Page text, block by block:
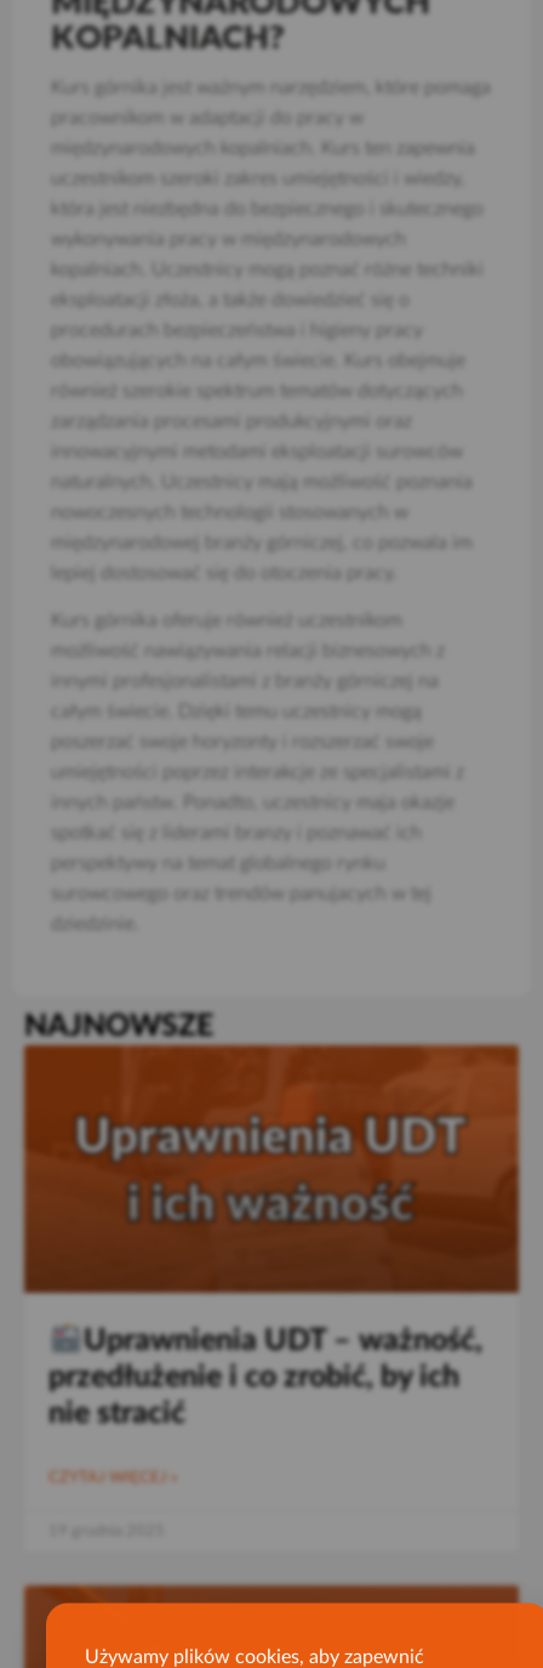
Używamy plików cookies, aby zapewnić
KOPALNIACH?
Kurs górnika jest ważnym narzędziem, które pomaga
pracownikom w adaptacji do pracy w
międzynarodowych kopalniach. Kurs ten zapewnia
uczestnikom szeroki zakres umiejętności i wiedzy,
która jest niezbędna do bezpiecznego i skutecznego
wykonywania pracy w międzynarodowych
kopalniach. Uczestnicy mogą poznać różne techniki
eksploatacji złoża, a także dowiedzieć się o
procedurach bezpieczeństwa i higieny pracy
obowiązujących na całym świecie. Kurs obejmuje
również szerokie spektrum tematów dotyczących
zarządzania procesami produkcyjnymi oraz
innowacyjnymi metodami eksploatacji surowców
naturalnych. Uczestnicy mają możliwość poznania
nowoczesnych technologii stosowanych w
międzynarodowej branży górniczej, co pozwala im
lepiej dostosować się do otoczenia pracy.
Kurs górnika oferuje również uczestnikom
możliwość nawiązywania relacji biznesowych z
całym świecie. Dzięki temu uczestnicy mogą
poszerzać swoje horyzonty i rozszerzać swoje
innych państw. Ponadto, uczestnicy maja okazje
spotkać się z liderami branzy i poznawać ich
perspektywy na temat globalnego rynku
surowcowego oraz trendów panujacych w tej
NAJNOWSZE
Uprawnienia UDT – ważność,
przedłużenie i co zrobić, by ich
nie stracić
CZYTAJ WIĘCEJ »